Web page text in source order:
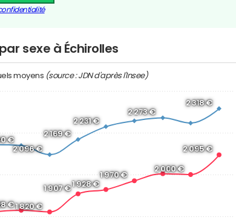
sexe à Échirolles
moyens (source : JDN d'après l'Insee)
€1 820 €
1 907 €
1 928 €
1 970 €
2 000 €
2 095 €
€
2 096 €
2 169 €
2 231 €
2 273 €
2 318 €